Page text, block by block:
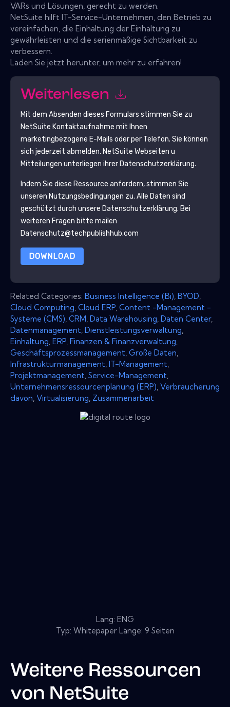
VARs und Lösungen, gerecht zu werden.
NetSuite hilft IT-Service-Unternehmen, den Betrieb zu
vereinfachen, die Einhaltung der Einhaltung zu
gewährleisten und die serienmäßige Sichtbarkeit zu
verbessern.
Laden Sie jetzt herunter, um mehr zu erfahren!
Weiterlesen
Mit dem Absenden dieses Formulars stimmen Sie zu
NetSuite Kontaktaufnahme mit Ihnen
marketingbezogene E-Mails oder per Telefon. Sie können
sich jederzeit abmelden. NetSuite Webseiten u
Mitteilungen unterliegen ihrer Datenschutzerklärung.
Indem Sie diese Ressource anfordern, stimmen Sie
unseren Nutzungsbedingungen zu. Alle Daten sind
geschützt durch unsere Datenschutzerklärung. Bei
weiteren Fragen bitte mailen
Datenschutz@techpublishhub.com
DOWNLOAD
Related Categories: Business Intelligence (Bi) BYOD
Cloud Computing Cloud ERP Content -Management -
Systeme (CMS) CRM Data Warehousing Daten Center,
Datenmanagement Dienstleistungsverwaltung
Einhaltung ERP Finanzen & Finanzverwaltung
Geschäftsprozessmanagement Große Daten
Infrastrukturmanagement IT-Management
Projektmanagement Service-Management
Unternehmensressourcenplanung (ERP) Verbraucherung
davon Virtualisierung Zusammenarbeit
Lang: ENG
Typ: Whitepaper Länge: 9 Seiten
Weitere Ressourcen
von NetSuite